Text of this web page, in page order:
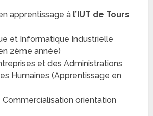
apprentissage à l’IUT de Tours
et Informatique Industrielle
2ème année)
et des Administrations
Humaines (Apprentissage en
Commercialisation orientation